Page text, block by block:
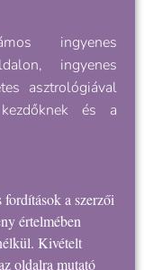
ingyenes
ingyenes
asztrológiával
és a
a szerzői
értelmében
Kivételt
oldalra mutató